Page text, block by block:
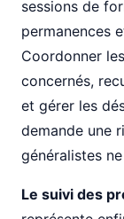
sessions de
permanences
Coordonner
concernés,
et gérer les
demande une
généralistes
Le suivi des